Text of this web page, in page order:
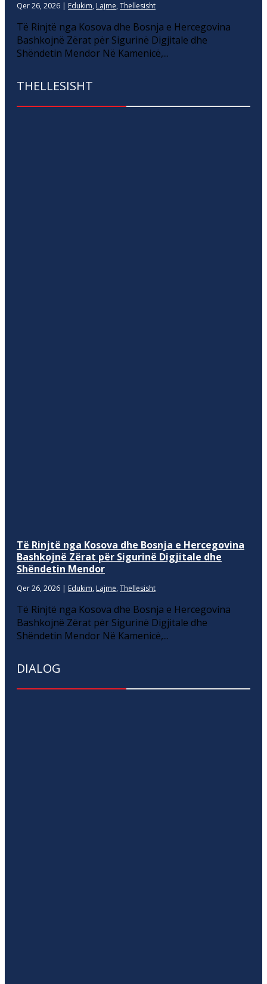
Qer 26, 2026 | Edukim, Lajme, Thellesisht
Të Rinjtë nga Kosova dhe Bosnja e Hercegovina
Bashkojnë Zërat për Sigurinë Digjitale dhe
Shëndetin Mendor Në Kamenicë,...
THELLESISHT
Të Rinjtë nga Kosova dhe Bosnja e Hercegovina
Bashkojnë Zërat për Sigurinë Digjitale dhe
Shëndetin Mendor
Qer 26, 2026 | Edukim, Lajme, Thellesisht
Të Rinjtë nga Kosova dhe Bosnja e Hercegovina
Bashkojnë Zërat për Sigurinë Digjitale dhe
Shëndetin Mendor Në Kamenicë,...
DIALOG